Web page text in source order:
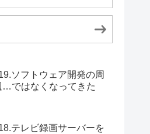
ソフトウェア開発の周
…ではなくなってきた
テレビ録画サーバーを